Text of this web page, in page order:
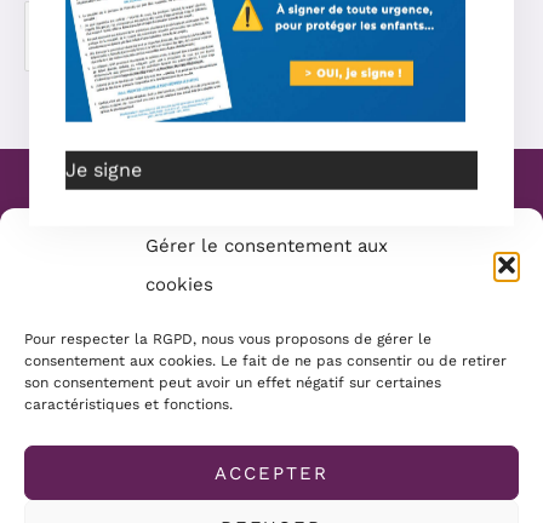
Gérer le consentement aux
cookies
Pour respecter la RGPD, nous vous proposons de gérer le
consentement aux cookies. Le fait de ne pas consentir ou de retirer
son consentement peut avoir un effet négatif sur certaines
caractéristiques et fonctions.
ACCEPTER
Website Création :Mélanie Parmentier
Copyright © 2026 Mamans Louves
Mentions :
Conditions générales
Mentions légales
Je signe